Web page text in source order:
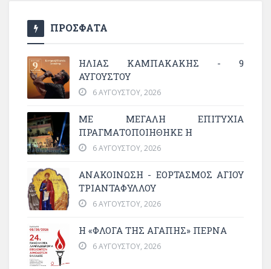
ΠΡΟΣΦΑΤΑ
ΗΛΙΑΣ ΚΑΜΠΑΚΑΚΗΣ - 9
ΑΥΓΟΥΣΤΟΥ
6 ΑΥΓΟΎΣΤΟΥ, 2026
ΜΕ ΜΕΓΆΛΗ ΕΠΙΤΥΧΊΑ
ΠΡΑΓΜΑΤΟΠΟΙΉΘΗΚΕ Η
6 ΑΥΓΟΎΣΤΟΥ, 2026
ΑΝΑΚΟΙΝΩΣΗ - ΕΟΡΤΑΣΜΟΣ ΑΓΙΟΥ
ΤΡΙΑΝΤΑΦΥΛΛΟΥ
6 ΑΥΓΟΎΣΤΟΥ, 2026
Η «ΦΛΌΓΑ ΤΗΣ ΑΓΆΠΗΣ» ΠΕΡΝΆ
6 ΑΥΓΟΎΣΤΟΥ, 2026